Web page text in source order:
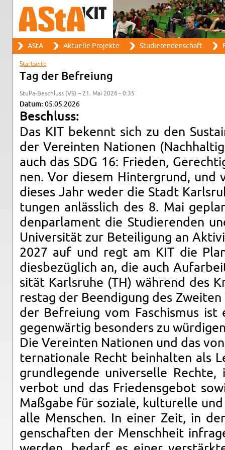
Such­for­mu­lar
Suche
Haupt­me­nü
AStA Ak­tu­el­le Pro­jek­te Stu­die­ren­den­schaft
Sie sind hier
Start­sei­te
Tag der Be­frei­ung
Stu­Pa-Be­schluss (VS) – 21. Mai 2026 - 0:35
Datum: 05.05.2026
Be­schluss:
Das KIT be­kennt sich zu den
der Ver­ein­ten Na­tio­nen
auch das SDG 16: Frie­den,
nen. Vor die­sem Hin­ter­grund, und
die­ses Jahr weder die Stadt
tun­gen an­läss­lich des 8. Mai
den­par­la­ment die Stu­die­ren­den
Uni­ver­si­tät zur Be­tei­li­gung an
2027 auf und regt am KIT die
dies­be­züg­lich an, die auch
si­tät Karls­ru­he (TH) wäh­rend des
res­tag der Be­en­di­gung des
der Be­frei­ung vom Fa­schis­mus ist
ge­gen­wär­tig be­son­ders zu
Die Ver­ein­ten Na­tio­nen und das
ter­na­tio­na­le Recht be­inhal­ten als
grund­le­gen­de uni­ver­sel­le
ver­bot und das Frie­dens­ge­bot
Maß­ga­be für so­zia­le, kul­tu­rel­le
alle Men­schen. In einer Zeit, in
gen­schaf­ten der Mensch­heit